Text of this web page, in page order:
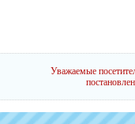
Уважаемые